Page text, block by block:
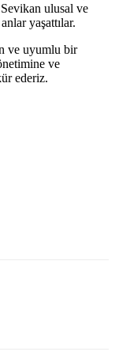
ulusal ve
yaşattılar.
ve uyumlu bir
ve
ederiz.